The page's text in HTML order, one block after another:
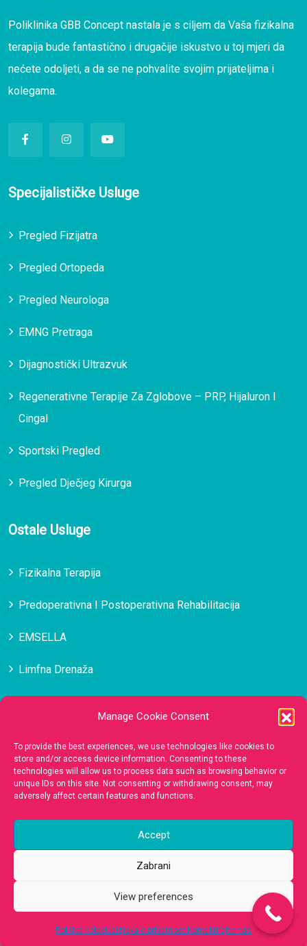
Manage Cookie Consent
To provide the best experiences, we use technologies like cookies to
store and/or access device information. Consenting to these
technologies will allow us to process data such as browsing behavior or
unique IDs on this site. Not consenting or withdrawing consent, may
adversely affect certain features and functions.
Accept
Zabrani
View preferences
Politika kolačića Izjava o privatnosti Kontaktirajte nas
Poliklinika GBB Concept nastala je s ciljem da Vaša fizikalna
terapija bude fantastično i drugačije iskustvo u toj mjeri da
nećete odoljeti, a da se ne pohvalite svojim prijateljima i
kolegama.
Specijalističke Usluge
Pregled Fizijatra
Pregled Ortopeda
Pregled Neurologa
EMNG Pretraga
Dijagnostički Ultrazvuk
Regenerativne Terapije Za Zglobove – PRP, Hijaluron I
Cingal
Sportski Pregled
Pregled Dječjeg Kirurga
Ostale Usluge
Fizikalna Terapija
Predoperativna I Postoperativna Rehabilitacija
EMSELLA
Limfna Drenaža
Kontakt
385 (0)98 136 0255
- Ulica Blage Zadre 14
- Dužice 1